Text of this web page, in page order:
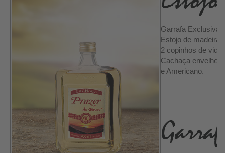
Garrafa Exclusiva
Estojo de madeira
2 copinhos de vidro
Cachaça
e Americano.